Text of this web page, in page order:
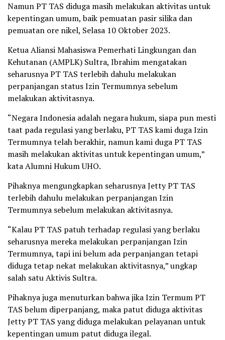
Namun PT TAS diduga masih melakukan aktivitas untuk
kepentingan umum, baik pemuatan pasir silika dan
pemuatan ore nikel, Selasa 10 Oktober 2023.
Ketua Aliansi Mahasiswa Pemerhati Lingkungan dan
Kehutanan (AMPLK) Sultra, Ibrahim mengatakan
seharusnya PT TAS terlebih dahulu melakukan
perpanjangan status Izin Termumnya sebelum
melakukan aktivitasnya.
“Negara Indonesia adalah negara hukum, siapa pun mesti
taat pada regulasi yang berlaku, PT TAS kami duga Izin
Termumnya telah berakhir, namun kami duga PT TAS
masih melakukan aktivitas untuk kepentingan umum,”
kata Alumni Hukum UHO.
Pihaknya mengungkapkan seharusnya Jetty PT TAS
terlebih dahulu melakukan perpanjangan Izin
Termumnya sebelum melakukan aktivitasnya.
“Kalau PT TAS patuh terhadap regulasi yang berlaku
seharusnya mereka melakukan perpanjangan Izin
Termumnya, tapi ini belum ada perpanjangan tetapi
diduga tetap nekat melakukan aktivitasnya,” ungkap
salah satu Aktivis Sultra.
Pihaknya juga menuturkan bahwa jika Izin Termum PT
TAS belum diperpanjang, maka patut diduga aktivitas
Jetty PT TAS yang diduga melakukan pelayanan untuk
kepentingan umum patut diduga ilegal.